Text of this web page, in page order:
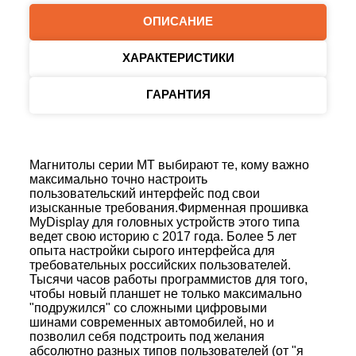
ОПИСАНИЕ
ХАРАКТЕРИСТИКИ
ГАРАНТИЯ
Магнитолы серии MT выбирают те, кому важно
максимально точно настроить
пользовательский интерфейс под свои
изысканные требования.Фирменная прошивка
MyDisplay для головных устройств этого типа
ведет свою историю с 2017 года. Более 5 лет
опыта настройки сырого интерфейса для
требовательных российских пользователей.
Тысячи часов работы программистов для того,
чтобы новый планшет не только максимально
"подружился" со сложными цифровыми
шинами современных автомобилей, но и
позволил себя подстроить под желания
абсолютно разных типов пользователей (от "я